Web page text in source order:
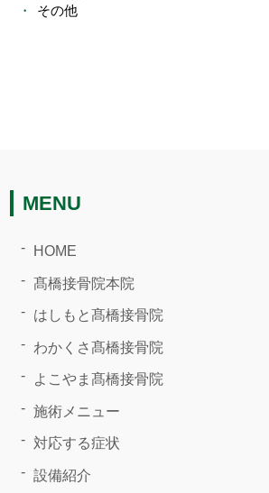
その他
MENU
HOME
髙橋接骨院本院
はしもと髙橋接骨院
わかくさ髙橋接骨院
よこやま髙橋接骨院
施術メニュー
対応する症状
設備紹介